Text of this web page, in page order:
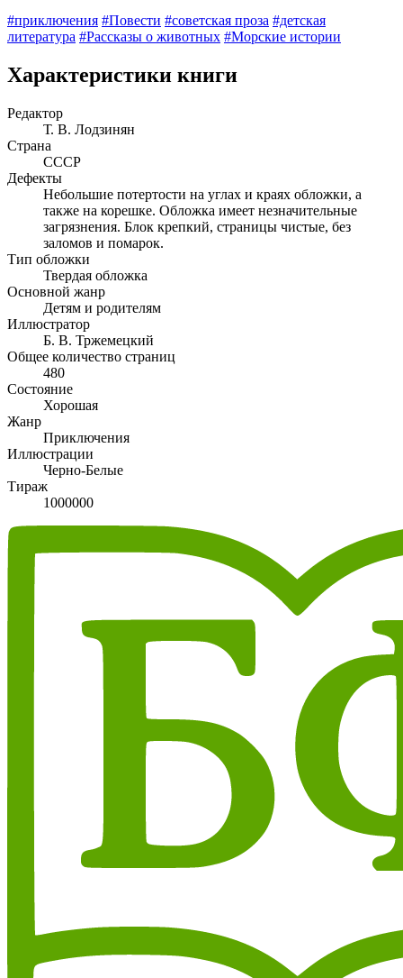
#приключения #Повести #советская проза #детская
литература #Рассказы о животных #Морские истории
Характеристики книги
Редактор
Т. В. Лодзинян
Страна
СССР
Дефекты
Небольшие потертости на углах и краях обложки, а
также на корешке. Обложка имеет незначительные
загрязнения. Блок крепкий, страницы чистые, без
заломов и помарок.
Тип обложки
Твердая обложка
Основной жанр
Детям и родителям
Иллюстратор
Б. В. Тржемецкий
Общее количество страниц
480
Состояние
Хорошая
Жанр
Приключения
Иллюстрации
Черно-Белые
Тираж
1000000